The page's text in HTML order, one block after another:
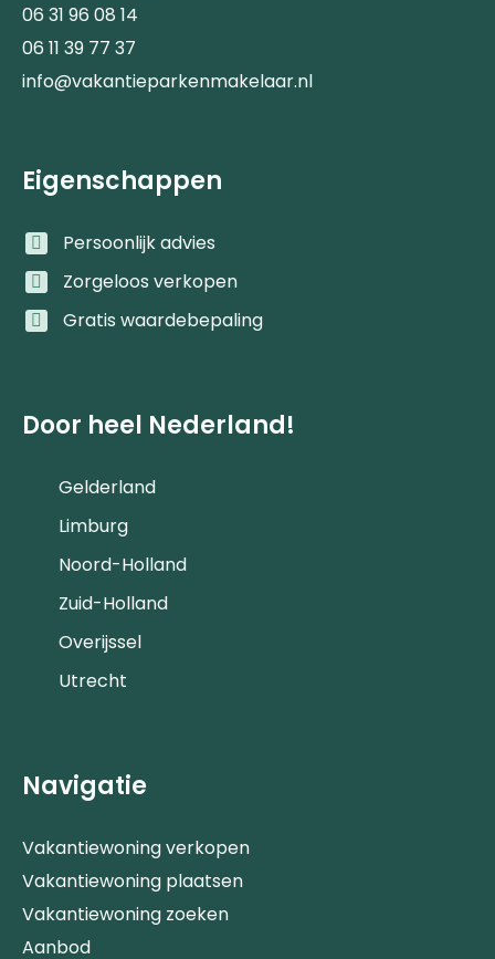
06 31 96 08 14
06 11 39 77 37
info@vakantieparkenmakelaar.nl
Eigenschappen
Persoonlijk advies
Zorgeloos verkopen
Gratis waardebepaling
Door heel Nederland!
Gelderland
Limburg
Noord-Holland
Zuid-Holland
Overijssel
Utrecht
Navigatie
Vakantiewoning verkopen
Vakantiewoning plaatsen
Vakantiewoning zoeken
Aanbod